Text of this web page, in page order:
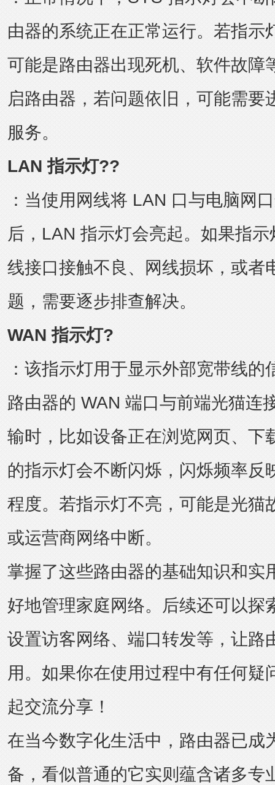
由器的系统正在正常运行。若指示
可能是路由器出现死机、软件故障
启路由器，若问题依旧，可能需要
服务。
LAN 指示灯??
：当使用网线将 LAN 口与电脑网
后，LAN 指示灯会亮起。如果指
线接口接触不良、网线损坏，或者
题，需要逐步排查解决。
WAN 指示灯?
：该指示灯用于显示外部宽带线的
路由器的 WAN 端口与前端光猫连
输时，比如设备正在浏览网页、下
的指示灯会不断闪烁，闪烁频率反
程度。若指示灯不亮，可能是光猫
或运营商网络中断。
掌握了这些路由器的基础知识和实
好地管理家庭网络。后续还可以探
设置访客网络、端口转发等，让路
用。如果你在使用过程中有任何疑
起交流分享！
在当今数字化生活中，路由器已成
备，看似普通的它实则蕴含诸多专